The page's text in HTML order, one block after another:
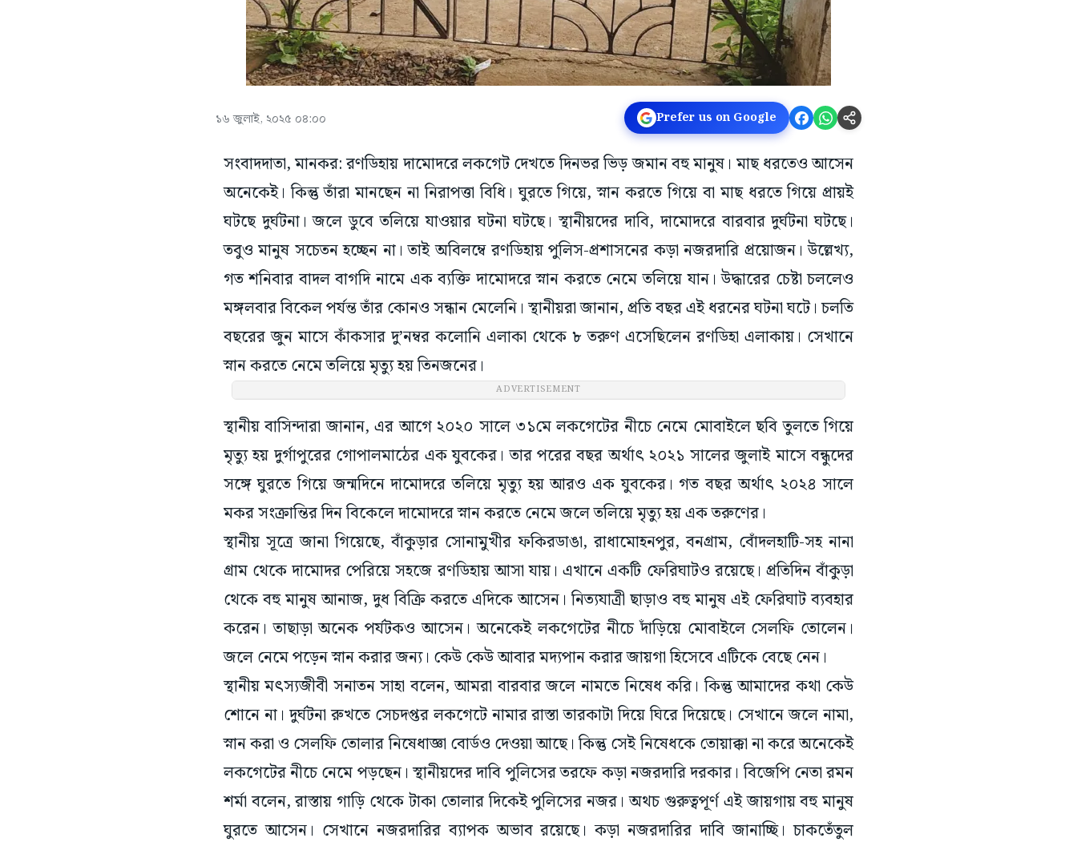
১৬ জুলাই, ২০২৫ ০৪:০০ Prefer us on Google
সংবাদদাতা, মানকর: রণডিহায় দামোদরে লকগেট দেখতে দিনভর ভিড় জমান বহু মানুষ। মাছ ধরতেও আসেন
অনেকেই। কিন্তু তাঁরা মানছেন না নিরাপত্তা বিধি। ঘুরতে গিয়ে, স্নান করতে গিয়ে বা মাছ ধরতে গিয়ে প্রায়ই
ঘটছে দুর্ঘটনা। জলে ডুবে তলিয়ে যাওয়ার ঘটনা ঘটছে। স্থানীয়দের দাবি, দামোদরে বারবার দুর্ঘটনা ঘটছে।
তবুও মানুষ সচেতন হচ্ছেন না। তাই অবিলম্বে রণডিহায় পুলিস-প্রশাসনের কড়া নজরদারি প্রয়োজন। উল্লেখ্য,
গত শনিবার বাদল বাগদি নামে এক ব্যক্তি দামোদরে স্নান করতে নেমে তলিয়ে যান। উদ্ধারের চেষ্টা চললেও
মঙ্গলবার বিকেল পর্যন্ত তাঁর কোনও সন্ধান মেলেনি। স্থানীয়রা জানান, প্রতি বছর এই ধরনের ঘটনা ঘটে। চলতি
বছরের জুন মাসে কাঁকসার দু’নম্বর কলোনি এলাকা থেকে ৮ তরুণ এসেছিলেন রণডিহা এলাকায়। সেখানে
স্নান করতে নেমে তলিয়ে মৃত্যু হয় তিনজনের।
ADVERTISEMENT
স্থানীয় বাসিন্দারা জানান, এর আগে ২০২০ সালে ৩১মে লকগেটের নীচে নেমে মোবাইলে ছবি তুলতে গিয়ে
মৃত্যু হয় দুর্গাপুরের গোপালমাঠের এক যুবকের। তার পরের বছর অর্থাৎ ২০২১ সালের জুলাই মাসে বন্ধুদের
সঙ্গে ঘুরতে গিয়ে জন্মদিনে দামোদরে তলিয়ে মৃত্যু হয় আরও এক যুবকের। গত বছর অর্থাৎ ২০২৪ সালে
মকর সংক্রান্তির দিন বিকেলে দামোদরে স্নান করতে নেমে জলে তলিয়ে মৃত্যু হয় এক তরুণের।
স্থানীয় সূত্রে জানা গিয়েছে, বাঁকুড়ার সোনামুখীর ফকিরডাঙা, রাধামোহনপুর, বনগ্রাম, বোঁদলহাটি-সহ নানা
গ্রাম থেকে দামোদর পেরিয়ে সহজে রণডিহায় আসা যায়। এখানে একটি ফেরিঘাটও রয়েছে। প্রতিদিন বাঁকুড়া
থেকে বহু মানুষ আনাজ, দুধ বিক্রি করতে এদিকে আসেন। নিত্যযাত্রী ছাড়াও বহু মানুষ এই ফেরিঘাট ব্যবহার
করেন। তাছাড়া অনেক পর্যটকও আসেন। অনেকেই লকগেটের নীচে দাঁড়িয়ে মোবাইলে সেলফি তোলেন।
জলে নেমে পড়েন স্নান করার জন্য। কেউ কেউ আবার মদ্যপান করার জায়গা হিসেবে এটিকে বেছে নেন।
স্থানীয় মৎস্যজীবী সনাতন সাহা বলেন, আমরা বারবার জলে নামতে নিষেধ করি। কিন্তু আমাদের কথা কেউ
শোনে না। দুর্ঘটনা রুখতে সেচদপ্তর লকগেটে নামার রাস্তা তারকাটা দিয়ে ঘিরে দিয়েছে। সেখানে জলে নামা,
স্নান করা ও সেলফি তোলার নিষেধাজ্ঞা বোর্ডও দেওয়া আছে। কিন্তু সেই নিষেধকে তোয়াক্কা না করে অনেকেই
লকগেটের নীচে নেমে পড়ছেন। স্থানীয়দের দাবি পুলিসের তরফে কড়া নজরদারি দরকার। বিজেপি নেতা রমন
শর্মা বলেন, রাস্তায় গাড়ি থেকে টাকা তোলার দিকেই পুলিসের নজর। অথচ গুরুত্বপূর্ণ এই জায়গায় বহু মানুষ
ঘুরতে আসেন। সেখানে নজরদারির ব্যাপক অভাব রয়েছে। কড়া নজরদারির দাবি জানাচ্ছি। চাকতেঁতুল